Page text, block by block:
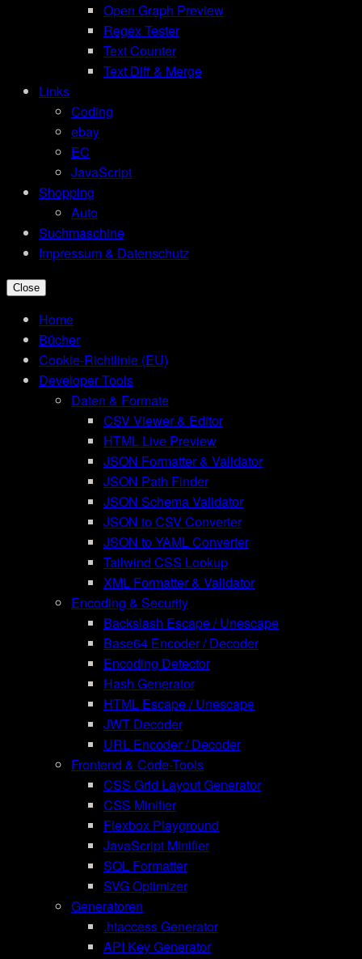
Open Graph Preview
Regex Tester
Text Counter
Text Diff & Merge
Links
Coding
ebay
EC
JavaScript
Shopping
Auto
Suchmaschine
Impressum & Datenschutz
Close
Home
Bücher
Cookie-Richtlinie (EU)
Developer Tools
Daten & Formate
CSV Viewer & Editor
HTML Live Preview
JSON Formatter & Validator
JSON Path Finder
JSON Schema Validator
JSON to CSV Converter
JSON to YAML Converter
Tailwind CSS Lookup
XML Formatter & Validator
Encoding & Security
Backslash Escape / Unescape
Base64 Encoder / Decoder
Encoding Detector
Hash Generator
HTML Escape / Unescape
JWT Decoder
URL Encoder / Decoder
Frontend & Code-Tools
CSS Grid Layout Generator
CSS Minifier
Flexbox Playground
JavaScript Minifier
SQL Formatter
SVG Optimizer
Generatoren
.htaccess Generator
API Key Generator